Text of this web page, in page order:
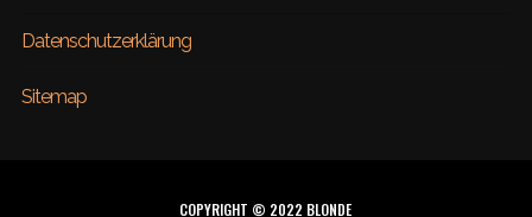
Datenschutzerklärung
Sitemap
COPYRIGHT © 2022 BLONDE